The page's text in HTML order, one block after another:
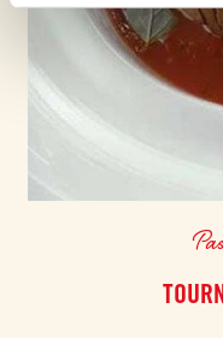
aktualisierte Liste der
in unsererCookie-Richtlinie .